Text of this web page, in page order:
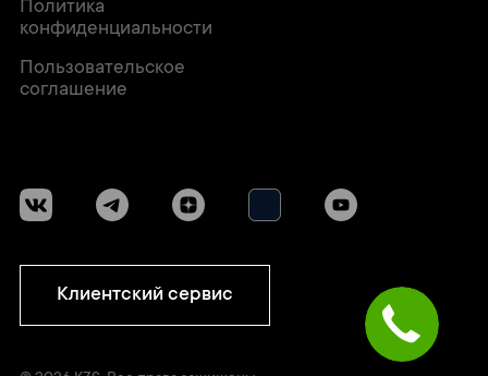
Политика
конфиденциальности
Пользовательское
соглашение
Клиентский сервис